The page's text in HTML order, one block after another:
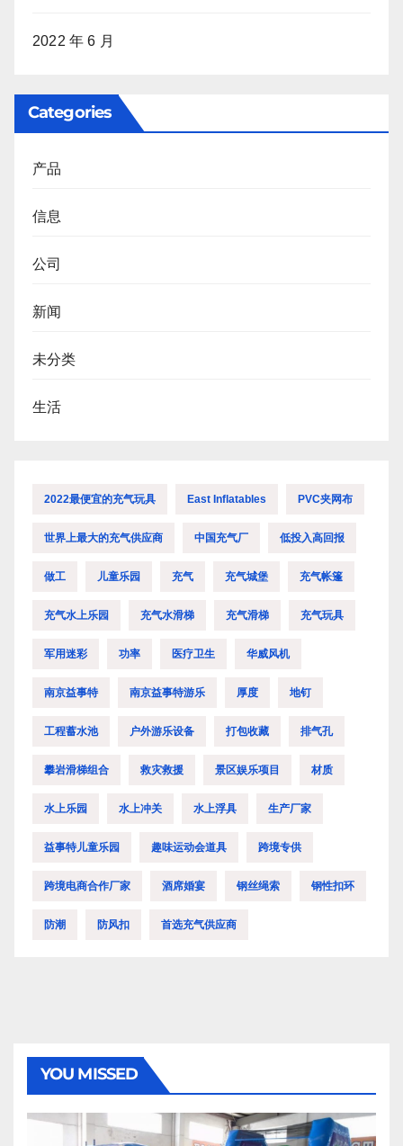
2022 年 6 月
Categories
产品
信息
公司
新闻
未分类
生活
2022最便宜的充气玩具 East Inflatables PVC夹网布
世界上最大的充气供应商 中国充气厂 低投入高回报
做工 儿童乐园 充气 充气城堡 充气帐篷
充气水上乐园 充气水滑梯 充气滑梯 充气玩具
军用迷彩 功率 医疗卫生 华威风机
南京益事特 南京益事特游乐 厚度 地钉
工程蓄水池 户外游乐设备 打包收藏 排气孔
攀岩滑梯组合 救灾救援 景区娱乐项目 材质
水上乐园 水上冲关 水上浮具 生产厂家
益事特儿童乐园 趣味运动会道具 跨境专供
跨境电商合作厂家 酒席婚宴 钢丝绳索 钢性扣环
防潮 防风扣 首选充气供应商
YOU MISSED